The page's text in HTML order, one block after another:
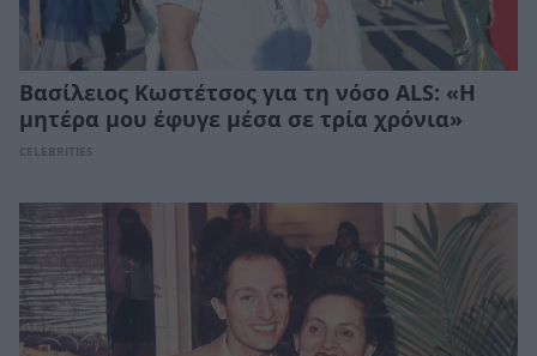
Βασίλειος Κωστέτσος για τη νόσο ALS: «Η
μητέρα μου έφυγε μέσα σε τρία χρόνια»
CELEBRITIES